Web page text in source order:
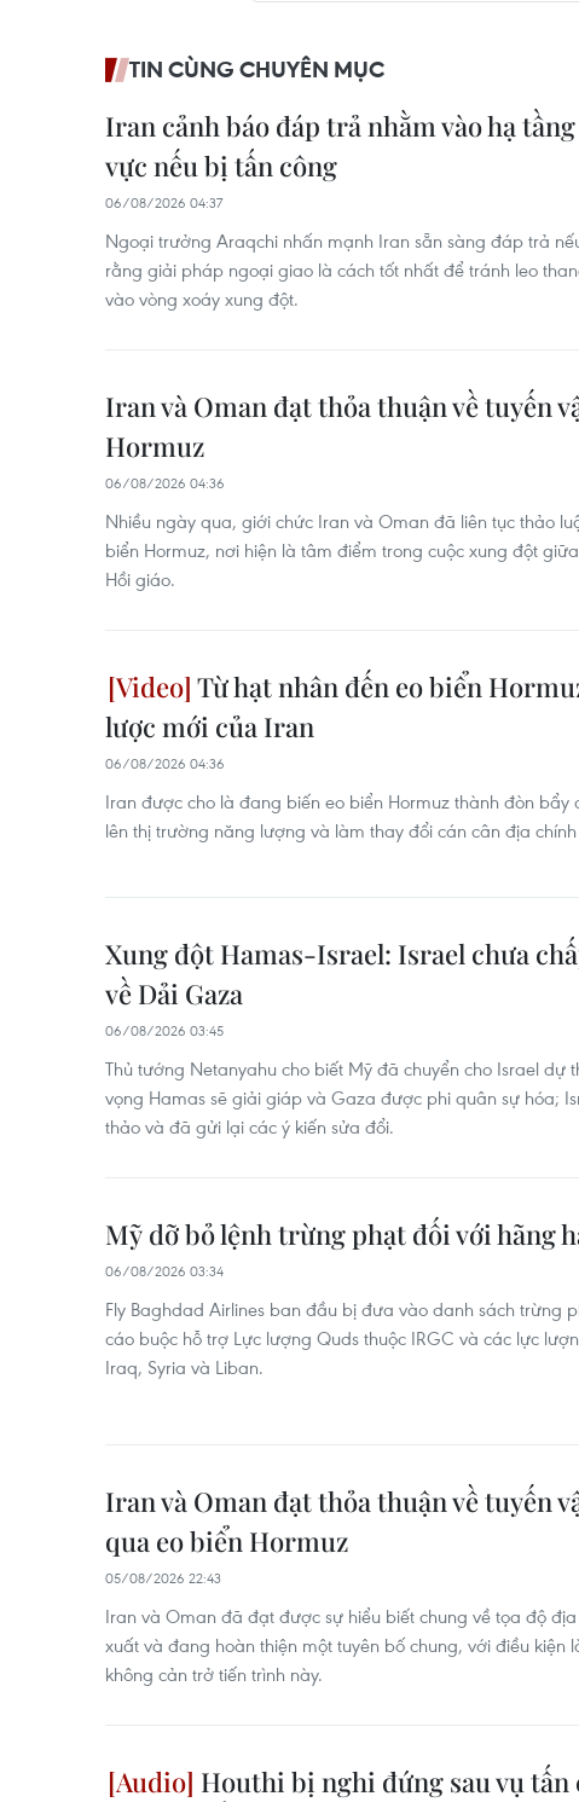
TIN CÙNG CHUYÊN MỤC
Iran cảnh báo đáp trả nhằm vào hạ
vực nếu bị tấn công
06/08/2026 04:37
Ngoại trưởng Araqchi nhấn mạnh Iran sẵn sàng đáp trả
rằng giải pháp ngoại giao là cách tốt nhất để tránh leo
vào vòng xoáy xung đột.
Iran và Oman đạt thỏa thuận về tuyến
Hormuz
06/08/2026 04:36
Nhiều ngày qua, giới chức Iran và Oman đã liên tục thảo
biển Hormuz, nơi hiện là tâm điểm trong cuộc xung đột
Hồi giáo.
Từ hạt nhân đến eo biển
lược mới của Iran
06/08/2026 04:36
Iran được cho là đang biến eo biển Hormuz thành đòn bẩy
lên thị trường năng lượng và làm thay đổi cán cân địa
Xung đột Hamas-Israel: Israel chưa
về Dải Gaza
06/08/2026 03:45
Thủ tướng Netanyahu cho biết Mỹ đã chuyển cho Israel dự
vọng Hamas sẽ giải giáp và Gaza được phi quân sự hóa;
thảo và đã gửi lại các ý kiến sửa đổi.
Mỹ dỡ bỏ lệnh trừng phạt đối với hãng
06/08/2026 03:34
Fly Baghdad Airlines ban đầu bị đưa vào danh sách trừng
cáo buộc hỗ trợ Lực lượng Quds thuộc IRGC và các lực
Iraq, Syria và Liban.
Iran và Oman đạt thỏa thuận về tuyến
qua eo biển Hormuz
05/08/2026 22:43
Iran và Oman đã đạt được sự hiểu biết chung về tọa độ
xuất và đang hoàn thiện một tuyên bố chung, với điều kiện
không cản trở tiến trình này.
Houthi bị nghi đứng sau vụ